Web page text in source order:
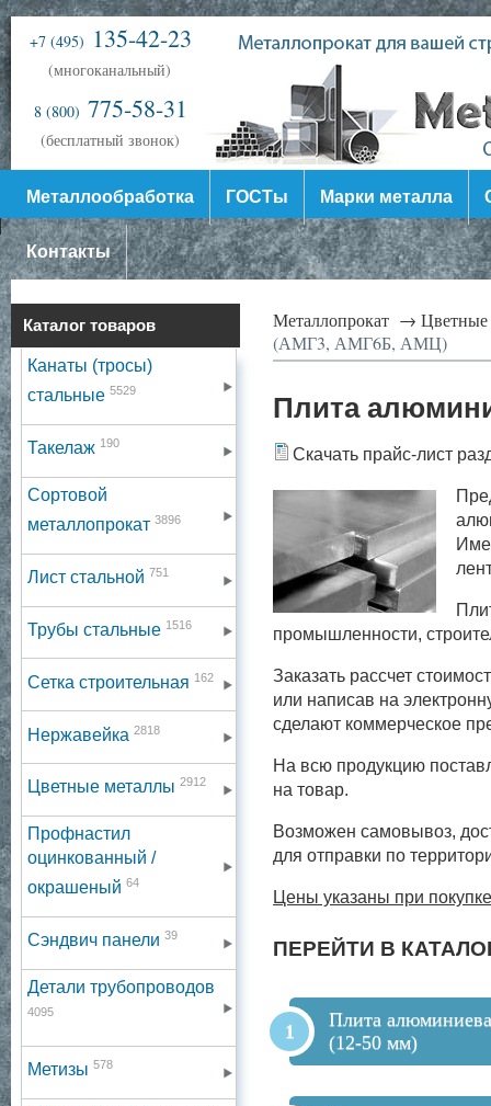
+7 (495) 135-42-23
(многоканальный)
8 (800) 775-58-31
(бесплатный звонок)
Металлообработка ГОСТы Марки металла
Контакты
Каталог товаров
Канаты (тросы)
стальные 5529
Такелаж 190
Сортовой
металлопрокат 3896
Лист стальной 751
Трубы стальные 1516
Сетка строительная 162
Нержавейка 2818
Цветные металлы 2912
Профнастил
оцинкованный /
окрашеный 64
Сэндвич панели 39
Детали трубопроводов
4095
Метизы 578
Металлопрокат →
(АМГ3, АМГ6Б, АМЦ)
Плита
Скачать прайс-лист
промышленности,
Заказать рассчет
или написав на
сделают коммерческое
На всю продукцию
на товар.
Возможен самовывоз,
для отправки по
Цены указаны при
ПЕРЕЙТИ В
Плита
(12-50 мм)